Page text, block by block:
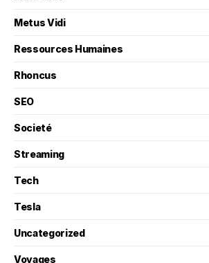
Metus Vidi
Ressources Humaines
Rhoncus
SEO
Societé
Streaming
Tech
Tesla
Uncategorized
Voyages